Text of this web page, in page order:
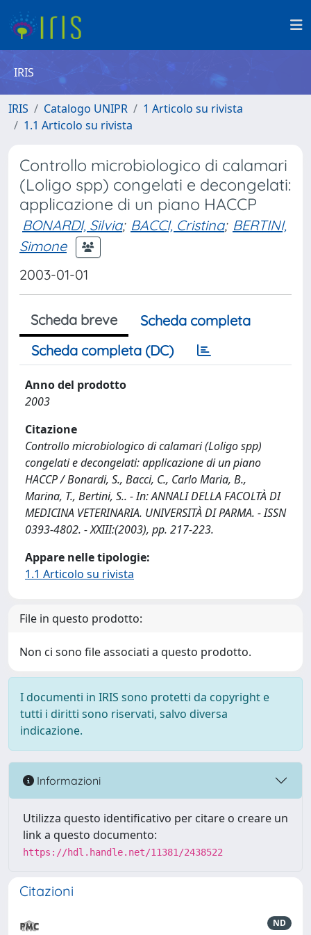
IRIS
IRIS Catalogo UNIPR
1 Articolo su rivista
1.1 Articolo su rivista
Controllo microbiologico di calamari
(Loligo spp) congelati e decongelati:
applicazione di un piano HACCP
BONARDI, Silvia; BACCI, Cristina; BERTINI,
Simone
2003-01-01
Scheda breve
Scheda completa
Scheda completa (DC)
Anno del prodotto
2003
Citazione
Controllo microbiologico di calamari (Loligo spp)
congelati e decongelati: applicazione di un piano
HACCP / Bonardi, S., Bacci, C., Carlo Maria, B.,
Marina, T., Bertini, S.. - In: ANNALI DELLA FACOLTÀ DI
MEDICINA VETERINARIA. UNIVERSITÀ DI PARMA. - ISSN
0393-4802. - XXIII:(2003), pp. 217-223.
Appare nelle tipologie:
1.1 Articolo su rivista
File in questo prodotto:
Non ci sono file associati a questo prodotto.
I documenti in IRIS sono protetti da copyright e
tutti i diritti sono riservati, salvo diversa
indicazione.
Informazioni
Utilizza questo identificativo per citare o creare un
link a questo documento:
https://hdl.handle.net/11381/2438522
Citazioni
ND